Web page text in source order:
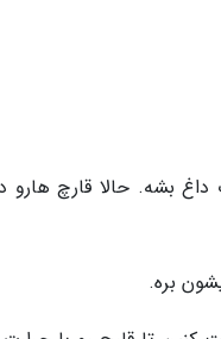
داغ بشه. حالا قارچ هارو
بره.